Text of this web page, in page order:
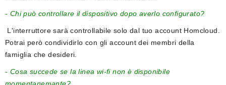
- Chi può controllare il dispositivo dopo averlo configurato?
L'interruttore sarà controllabile solo dal tuo account Homcloud.
Potrai però condividirlo con gli account dei membri della
famiglia che desideri.
- Cosa succede se la linea wi-fi non è disponibile